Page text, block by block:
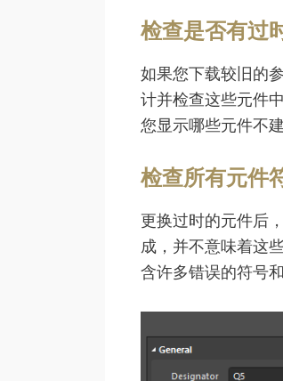
检查是否有过
如果您下载较旧的
计并检查这些元件
您显示哪些元件不
检查所有元件
更换过时的元件后
成，并不意味着这
含许多错误的符号